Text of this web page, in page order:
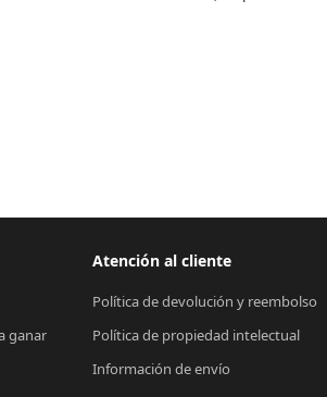
ganar
Atención al cliente
Política de devolución y reembolso
Política de propiedad intelectual
Información de envío